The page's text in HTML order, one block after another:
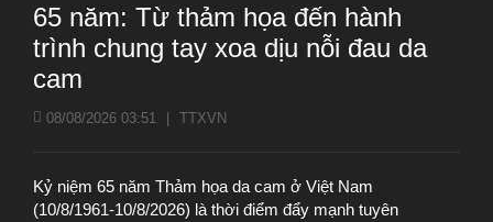
65 năm: Từ thảm họa đến hành
trình chung tay xoa dịu nỗi đau da
cam
08/08/2026 03:51 TTXVN
Kỷ niệm 65 năm Thảm họa da cam ở Việt Nam
(10/8/1961-10/8/2026) là thời điểm đẩy mạnh tuyên